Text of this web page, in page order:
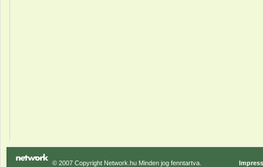
© 2007 Copyright Network.hu Minden jog fenntartva.